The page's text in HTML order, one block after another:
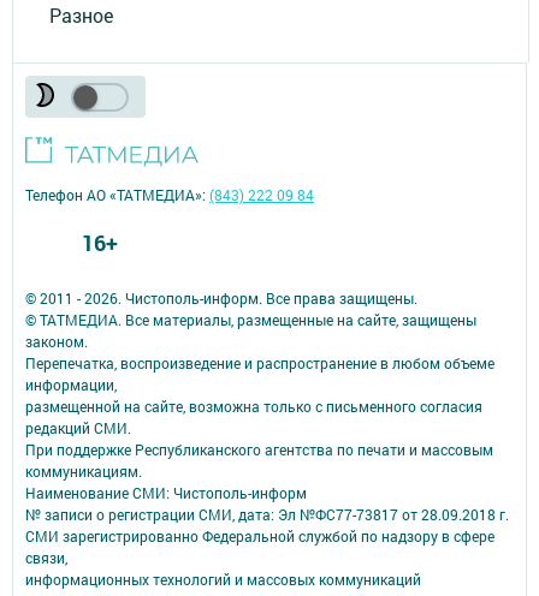
Разное
© 2011 - 2026. Чистополь-информ. Все права защищены.
© ТАТМЕДИА. Все материалы, размещенные на сайте, защищены
законом.
Перепечатка, воспроизведение и распространение в любом объеме
информации,
размещенной на сайте, возможна только с письменного согласия
редакций СМИ.
При поддержке Республиканского агентства по печати и массовым
коммуникациям.
Наименование СМИ: Чистополь-информ
№ записи о регистрации СМИ, дата: Эл №ФС77-73817 от 28.09.2018 г.
СМИ зарегистрированно Федеральной службой по надзору в сфере
связи,
информационных технологий и массовых коммуникаций
Телефон АО «ТАТМЕДИА»:(843) 222 09 84
16+